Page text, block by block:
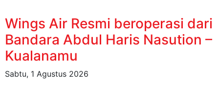
Wings Air Resmi beroperasi dari
Bandara Abdul Haris Nasution –
Kualanamu
Sabtu, 1 Agustus 2026